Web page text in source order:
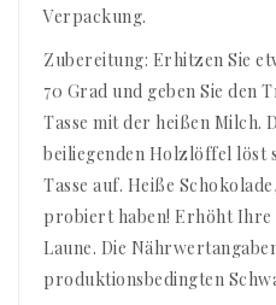
Verpackung.
Zubereitung: Erhitzen Sie
70 Grad und geben Sie den
Tasse mit der heißen Milch.
beiliegenden Holzlöffel löst
Tasse auf. Heiße
probiert haben! Erhöht
Laune. Die
produktionsbedingten